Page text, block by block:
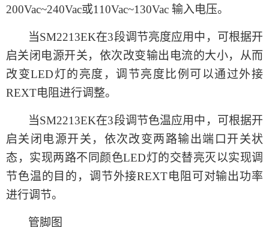
200Vac~240Vac或110Vac~130Vac 输入电压。
当SM2213EK在3段调节亮度应用中，可根据开
启关闭电源开关，依次改变输出电流的大小，从而
改变LED灯的亮度，调节亮度比例可以通过外接
REXT电阻进行调整。
当SM2213EK在3段调节色温应用中，可根据开
启关闭电源开关，依次改变两路输出端口开关状
态，实现两路不同颜色LED灯的交替亮灭以实现调
节色温的目的，调节外接REXT电阻可对输出功率
进行调节。
管脚图